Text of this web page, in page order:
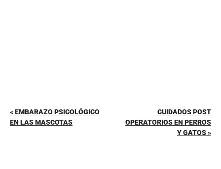
« EMBARAZO PSICOLÓGICO
EN LAS MASCOTAS
CUIDADOS POST
OPERATORIOS EN PERROS
Y GATOS »